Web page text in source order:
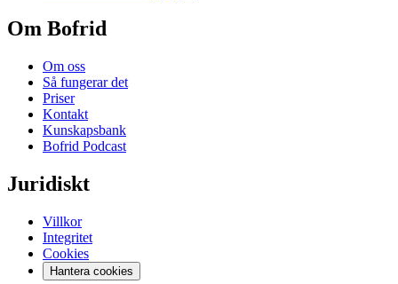
Om Bofrid
Om oss
Så fungerar det
Priser
Kontakt
Kunskapsbank
Bofrid Podcast
Juridiskt
Villkor
Integritet
Cookies
Hantera cookies